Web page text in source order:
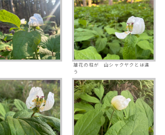
雄花の柱が 山シャクヤクとは違
う